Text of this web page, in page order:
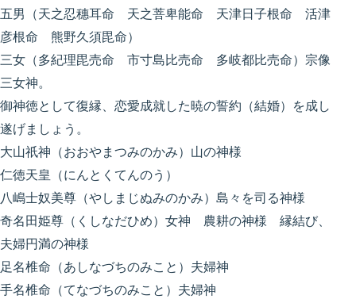
五男（天之忍穗耳命 天之菩卑能命 天津日子根命 活津
彦根命 熊野久須毘命）
三女（多紀理毘売命 市寸島比売命 多岐都比売命）宗像
三女神。
御神徳として復縁、恋愛成就した暁の誓約（結婚）を成し
遂げましょう。
大山祇神（おおやまつみのかみ）山の神様
仁徳天皇（にんとくてんのう）
八嶋士奴美尊（やしまじぬみのかみ）島々を司る神様
奇名田姫尊（くしなだひめ）女神 農耕の神様 縁結び、
夫婦円満の神様
足名椎命（あしなづちのみこと）夫婦神
手名椎命（てなづちのみこと）夫婦神